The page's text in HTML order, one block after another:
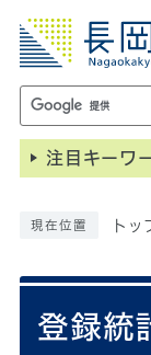
注目キーワ
現在位置 トッ
登録統